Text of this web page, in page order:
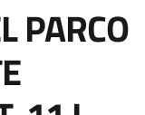
PARCO